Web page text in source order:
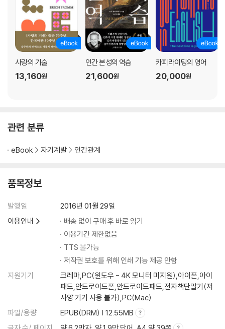
* 목소리에 동조하라
* 감정에 동조하라
* 호흡에 동조하라
일관성과 진정성
결론
옮긴이의 글 소통의 시작은 경청
사랑의 기술
13,160원
인간 본성의 역습
21,600원
카피라이팅의 영어
20,000원
관련 분류
eBook 자기계발 인간관계
품목정보
발행일
2016년 01월 29일
이용안내
배송 없이 구매 후 바로 읽기
이용기간 제한없음
TTS 불가능
저작권 보호를 위해 인쇄 기능 제공 안함
지원기기
크레마,PC(윈도우 - 4K 모니터 미지원),아이폰,아이
패드,안드로이드폰,안드로이드패드,전자책단말기(저
사양 기기 사용 불가),PC(Mac)
파일/용량
EPUB(DRM) | 12.55MB